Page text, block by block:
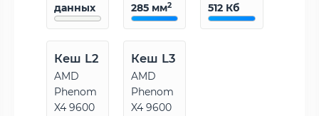
данных
285 мм2
512 Кб
Кеш L2
AMD
Phenom
X4 9600
Кеш L3
AMD
Phenom
X4 9600